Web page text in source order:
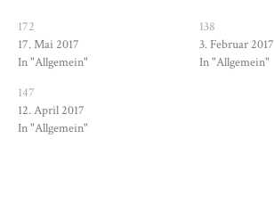
172
17. Mai 2017
In "Allgemein"
138
3. Februar 2017
In "Allgemein"
147
12. April 2017
In "Allgemein"